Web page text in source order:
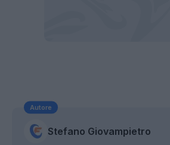
Autore
Stefano Giovampietro